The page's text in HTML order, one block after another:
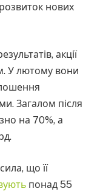
нових
акції
У лютому вони
Загалом після
на 70%, а
що її
понад 55